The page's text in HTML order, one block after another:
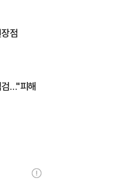
점
…"피해